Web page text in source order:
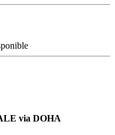
via DOHA